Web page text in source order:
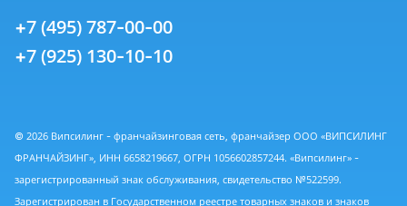
+7 (495) 787-00-00
+7 (925) 130-10-10
© 2026 Випсилинг - франчайзинговая сеть, франчайзер ООО «ВИПСИЛИНГ
ФРАНЧАЙЗИНГ», ИНН 6658219667, ОГРН 1056602857244. «Випсилинг» -
зарегистрированный знак обслуживания, свидетельство №522599.
Зарегистрирован в Государственном реестре товарных знаков и знаков